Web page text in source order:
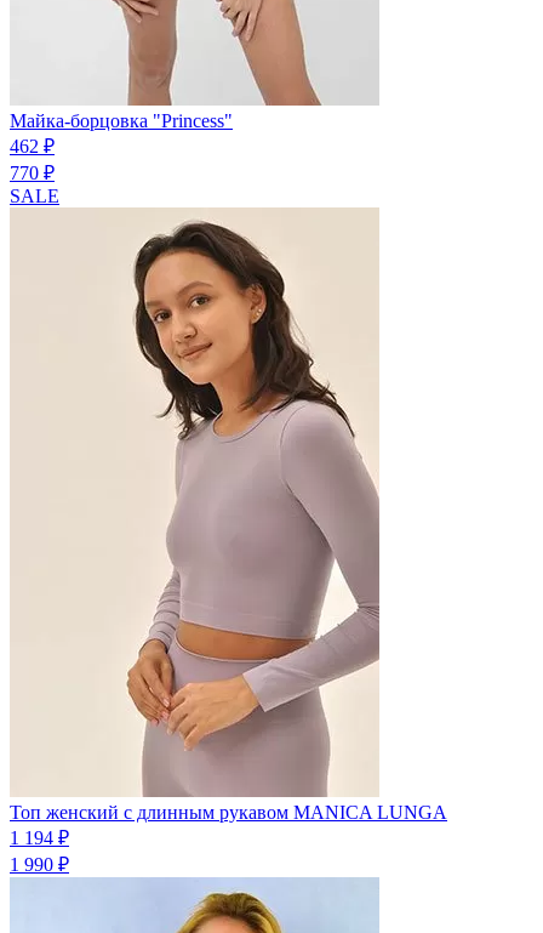
Майка-борцовка "Princess"
462 ₽
770 ₽
SALE
Топ женский с длинным рукавом MANICA LUNGA
1 194 ₽
1 990 ₽